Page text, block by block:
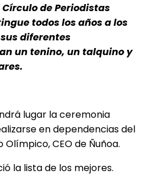
de Periodistas
todos los años a los
diferentes
un tenino, un talquino y
lugar la ceremonia
en dependencias del
CEO de Ñuñoa.
la lista de los mejores.